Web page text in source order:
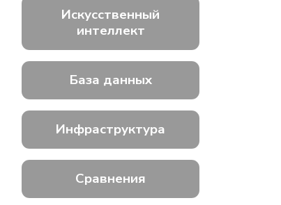
Искусственный
интеллект
База данных
Инфраструктура
Сравнения